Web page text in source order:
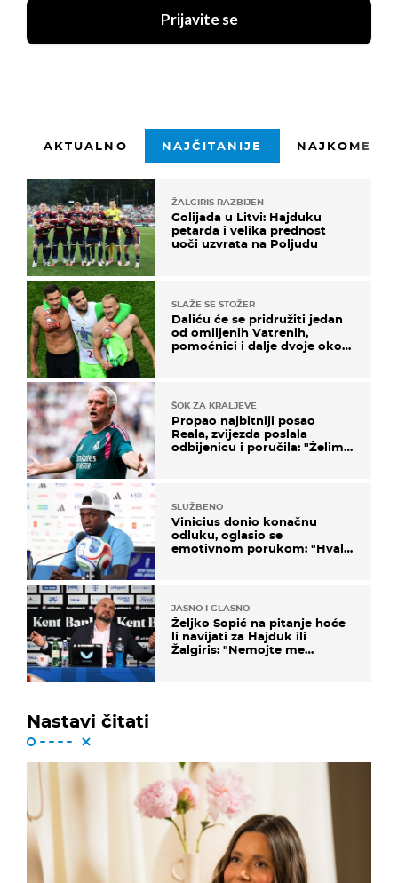
Prijavite se
AKTUALNO NAJČITANIJE
ŽALGIRIS RAZBIJEN
Golijada u Litvi: Hajduku
petarda i velika prednost
uoči uzvrata na Poljudu
SLAŽE SE STOŽER
Daliću će se pridružiti jedan
od omiljenih Vatrenih,
pomoćnici i dalje dvoje oko
ŠOK ZA KRALJEVE
Propao najbitniji posao
Reala, zvijezda poslala
odbijenicu i poručila: "Želim
SLUŽBENO
Vinicius donio konačnu
odluku, oglasio se
emotivnom porukom: "Hvala
JASNO I GLASNO
Željko Sopić na pitanje hoće
li navijati za Hajduk ili
Žalgiris: "Nemojte me
Nastavi čitati